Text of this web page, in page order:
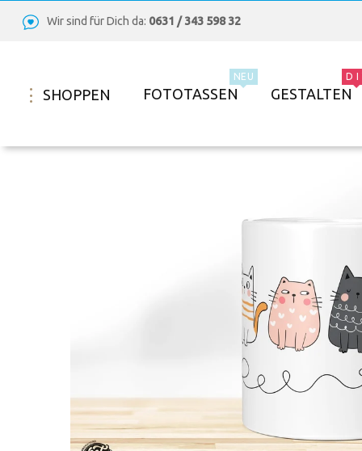
Wir sind für Dich da: 0631 / 343 598 32
SHOPPEN FOTOTASSEN
NEU
GESTALTEN
D I